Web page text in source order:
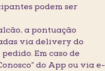
podem ser
a pontuação
via delivery do
Em caso de
do App ou via e-